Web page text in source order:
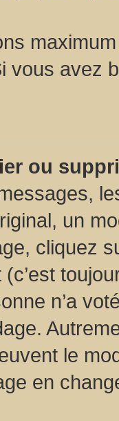
vous avez
ou
un
cliquez
n’a
le
en